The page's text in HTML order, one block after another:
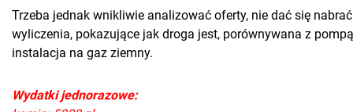
Trzeba jednak wnikliwie analizować oferty, nie dać się
wyliczenia, pokazujące jak droga jest, porównywana z pompą
instalacja na gaz ziemny.
Wydatki jednorazowe: